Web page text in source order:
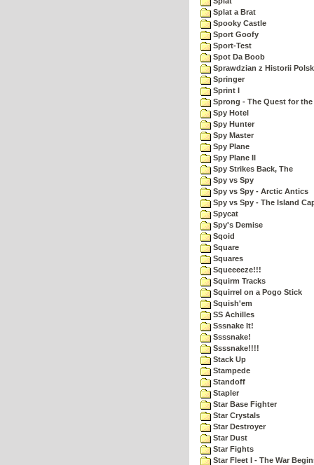
Splat a Brat
Spooky Castle
Sport Goofy
Sport-Test
Spot Da Boob
Sprawdzian z Historii
Springer
Sprint I
Sprong - The Quest for
Spy Hotel
Spy Hunter
Spy Master
Spy Plane
Spy Plane II
Spy Strikes Back, The
Spy vs Spy
Spy vs Spy - Arctic Antics
Spy vs Spy - The Island
Spycat
Spy's Demise
Sqoid
Square
Squares
Squeeeeze!!!
Squirm Tracks
Squirrel on a Pogo Stick
Squish'em
SS Achilles
Sssnake It!
Ssssnake!
Ssssnake!!!!
Stack Up
Stampede
Standoff
Stapler
Star Base Fighter
Star Crystals
Star Destroyer
Star Dust
Star Fights
Star Fleet I - The War